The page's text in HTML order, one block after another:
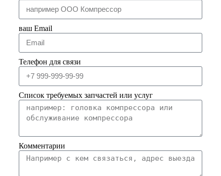
ваш Email
Телефон для связи
Список требуемых запчастей или услуг
Комментарии